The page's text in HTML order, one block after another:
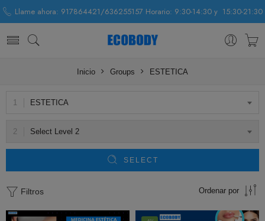
Llame ahora: 917864421/636255157 Horario: 9:30-14:30 y 15:30-21:30
Inicio Groups ESTETICA
ESTETICA
Select Level 2
SELECT
Filtros Ordenar por